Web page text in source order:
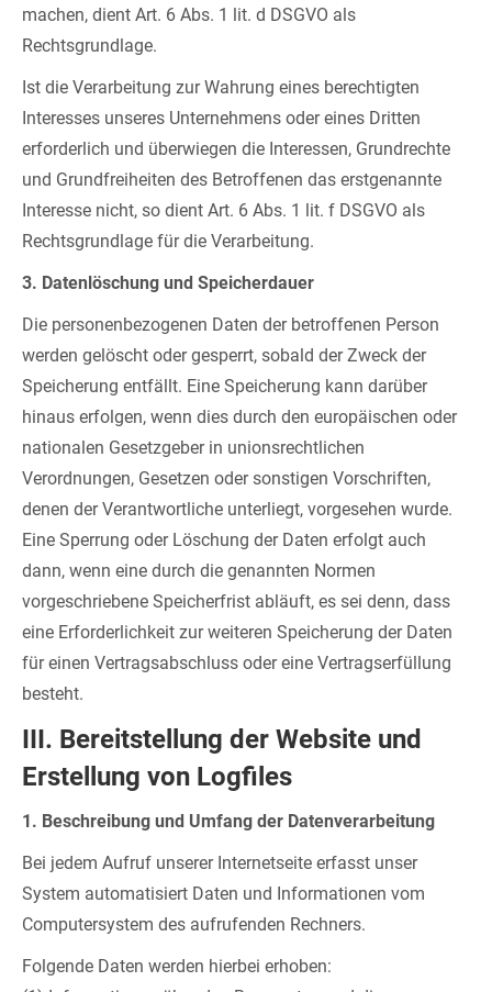
machen, dient Art. 6 Abs. 1 lit. d DSGVO als
Rechtsgrundlage.
Ist die Verarbeitung zur Wahrung eines berechtigten
Interesses unseres Unternehmens oder eines Dritten
erforderlich und überwiegen die Interessen, Grundrechte
und Grundfreiheiten des Betroffenen das erstgenannte
Interesse nicht, so dient Art. 6 Abs. 1 lit. f DSGVO als
Rechtsgrundlage für die Verarbeitung.
3. Datenlöschung und Speicherdauer
Die personenbezogenen Daten der betroffenen Person
werden gelöscht oder gesperrt, sobald der Zweck der
Speicherung entfällt. Eine Speicherung kann darüber
hinaus erfolgen, wenn dies durch den europäischen oder
nationalen Gesetzgeber in unionsrechtlichen
Verordnungen, Gesetzen oder sonstigen Vorschriften,
denen der Verantwortliche unterliegt, vorgesehen wurde.
Eine Sperrung oder Löschung der Daten erfolgt auch
dann, wenn eine durch die genannten Normen
vorgeschriebene Speicherfrist abläuft, es sei denn, dass
eine Erforderlichkeit zur weiteren Speicherung der Daten
für einen Vertragsabschluss oder eine Vertragserfüllung
besteht.
III. Bereitstellung der Website und
Erstellung von Logfiles
1. Beschreibung und Umfang der Datenverarbeitung
Bei jedem Aufruf unserer Internetseite erfasst unser
System automatisiert Daten und Informationen vom
Computersystem des aufrufenden Rechners.
Folgende Daten werden hierbei erhoben: